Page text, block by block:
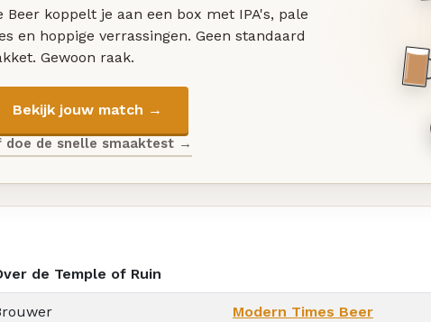
Beer koppelt je aan een box met IPA's, pale
en hoppige verrassingen. Geen standaard
Gewoon raak.
Bekijk jouw match →
doe de snelle smaaktest →
de Temple of Ruin
Modern Times Beer